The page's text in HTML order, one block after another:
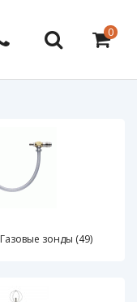
0
Газовые зонды (49)